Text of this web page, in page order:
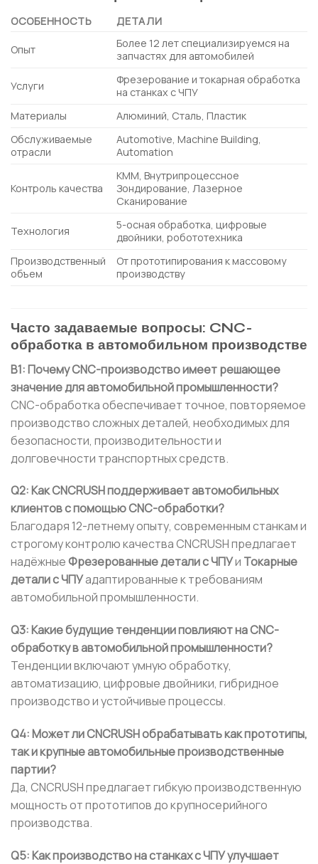
ОСОБЕННОСТЬ ДЕТАЛИ
Опыт
Более 12 лет специализируемся на
запчастях для автомобилей
Услуги
Фрезерование и токарная обработка
на станках с ЧПУ
Материалы
Алюминий, Сталь, Пластик
Обслуживаемые
отрасли
Automotive, Machine Building,
Automation
Контроль качества
КММ, Внутрипроцессное
Зондирование, Лазерное
Сканирование
Технология
5-осная обработка, цифровые
двойники, робототехника
Производственный
объем
От прототипирования к массовому
производству
Часто задаваемые вопросы: CNC-
обработка в автомобильном производстве
В1: Почему CNC-производство имеет решающее
значение для автомобильной промышленности?
CNC-обработка обеспечивает точное, повторяемое
производство сложных деталей, необходимых для
безопасности, производительности и
долговечности транспортных средств.
Q2: Как CNCRUSH поддерживает автомобильных
клиентов с помощью CNC-обработки?
Благодаря 12-летнему опыту, современным станкам и
строгому контролю качества CNCRUSH предлагает
надёжныеФрезерованные детали с ЧПУи Токарные
детали с ЧПУадаптированные к требованиям
автомобильной промышленности.
Q3: Какие будущие тенденции повлияют на CNC-
обработку в автомобильной промышленности?
Тенденции включают умную обработку,
автоматизацию, цифровые двойники, гибридное
производство и устойчивые процессы.
Q4: Может ли CNCRUSH обрабатывать как прототипы,
так и крупные автомобильные производственные
партии?
Да, CNCRUSH предлагает гибкую производственную
мощность от прототипов до крупносерийного
производства.
Q5: Как производство на станках с ЧПУ улучшает